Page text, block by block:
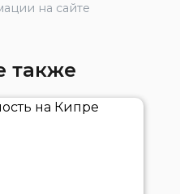
на сайте
также